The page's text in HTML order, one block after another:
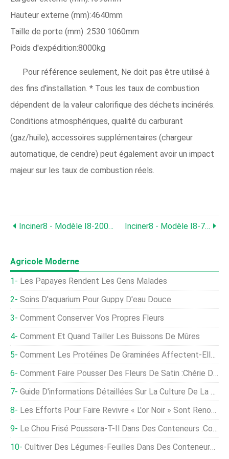
Hauteur externe (mm):4640mm
Taille de porte (mm) :2530 1060mm
Poids d'expédition:8000kg
Pour référence seulement, Ne doit pas être utilisé à
des fins d'installation. * Tous les taux de combustion
dépendent de la valeur calorifique des déchets incinérés.
Conditions atmosphériques, qualité du carburant
(gaz/huile), accessoires supplémentaires (chargeur
automatique, de cendre) peut également avoir un impact
majeur sur les taux de combustion réels.
Inciner8 - Modèle I8-200A - Incinérateur D'animaux Inciner8 - Modèle I8-700A - Incinérateur D'animaux
Agricole Moderne
Les Papayes Rendent Les Gens Malades
Soins D'aquarium Pour Guppy D'eau Douce
Comment Conserver Vos Propres Fleurs
Comment Et Quand Tailler Les Buissons De Mûres
Comment Les Protéines De Graminées Affectent-Elles La Qualité De La Viande ?
Comment Faire Pousser Des Fleurs De Satin :chérie De La Côte Du Pacifique
Guide D'informations Détaillées Sur La Culture De La Betterave Pour Les Débutants
Les Efforts Pour Faire Revivre « L'or Noir » Sont Renouvelés
Le Chou Frisé Poussera-T-Il Dans Des Conteneurs :conseils Pour Faire Pousser Du Chou Frisé En Pots
Cultiver Des Légumes-Feuilles Dans Des Conteneurs - Un Guide Complet